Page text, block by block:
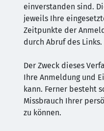
einverstanden sind.
jeweils Ihre
Zeitpunkte der
durch Abruf des Links.
Der Zweck dieses
Ihre Anmeldung und
kann. Ferner besteht
Missbrauch Ihrer
zu können.